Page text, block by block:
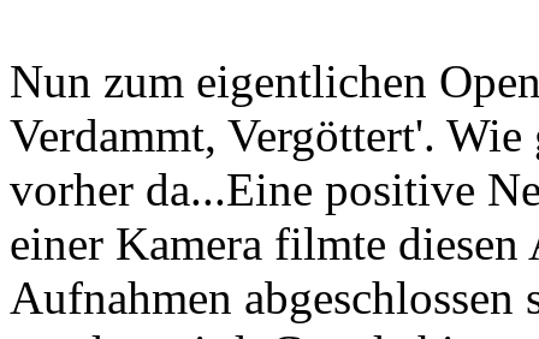
Nun zum eigentlichen
Verdammt, Vergöttert'.
vorher da...Eine positive
einer Kamera filmte
Aufnahmen